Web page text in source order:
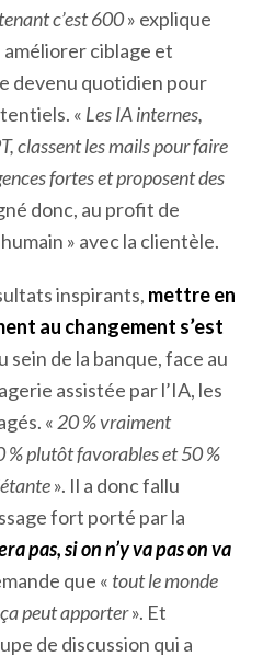
c’est 600» explique
ciblage et
devenu quotidien pour
« Les IA internes,
classent les mails pour faire
fortes et proposent des
donc, au profit de
» avec la clientèle.
inspirants, mettre en
au changement s’est
sein de la banque, face au
assistée par l’IA, les
« 20 % vraiment
% plutôt favorables et 50 %
». Il a donc fallu
fort porté par la
pas, si on n’y va pas on va
que « tout le monde
peut apporter». Et
de discussion qui a